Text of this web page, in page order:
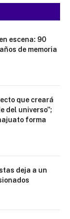
escena: 90
de memoria
que creará
del universo”;
forma
deja a un